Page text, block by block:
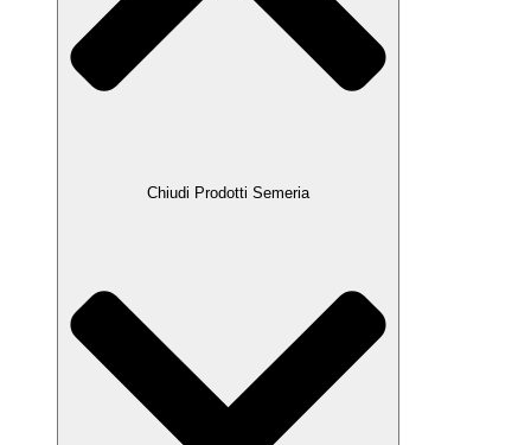
Chiudi Prodotti Semeria